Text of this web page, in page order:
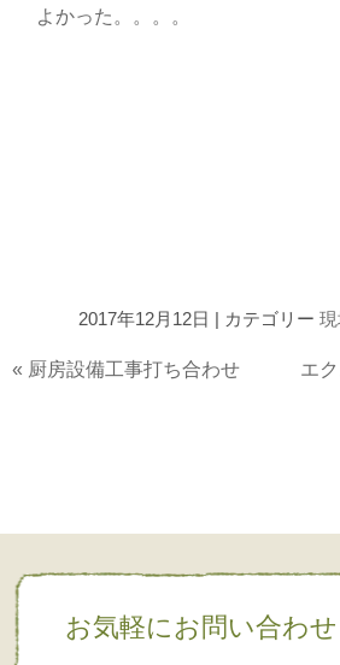
よかった。。。。
2017年12月12日 | カテゴリー
« 厨房設備工事打ち合わせ エ
お気軽にお問い合わせ